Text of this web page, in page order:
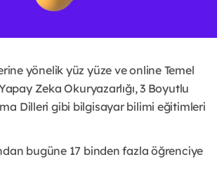
yönelik yüz yüze ve online Temel
Zeka Okuryazarlığı, 3 Boyutlu
Dilleri gibi bilgisayar bilimi eğitimleri
bugüne 17 binden fazla öğrenciye